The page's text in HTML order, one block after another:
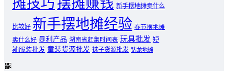
新手摆地摊卖什么
比较好 新手摆地摊经验 春节摆地摊
卖什么好 暴利产品 湖南省赶集时间表 玩具批发 短
袖服装批发 童装货源批发 袜子货源批发 钻龙地摊